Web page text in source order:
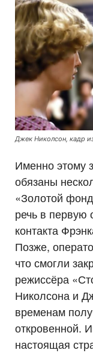
Джек Николсон, кадр
Именно этому
обязаны
«Золотой
речь в первую
контакта
Позже,
что смогли
режиссёра
Николсона и
временам
откровенной.
настоящая